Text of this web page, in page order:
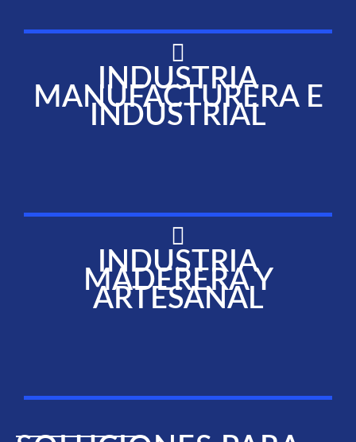
INDUSTRIA
MANUFACTURERA E
INDUSTRIAL
INDUSTRIA
MADERERA Y
ARTESANAL